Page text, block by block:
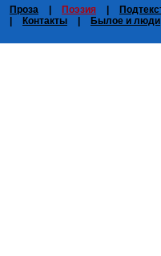
Проза Поэзия
Контакты Былое и люди